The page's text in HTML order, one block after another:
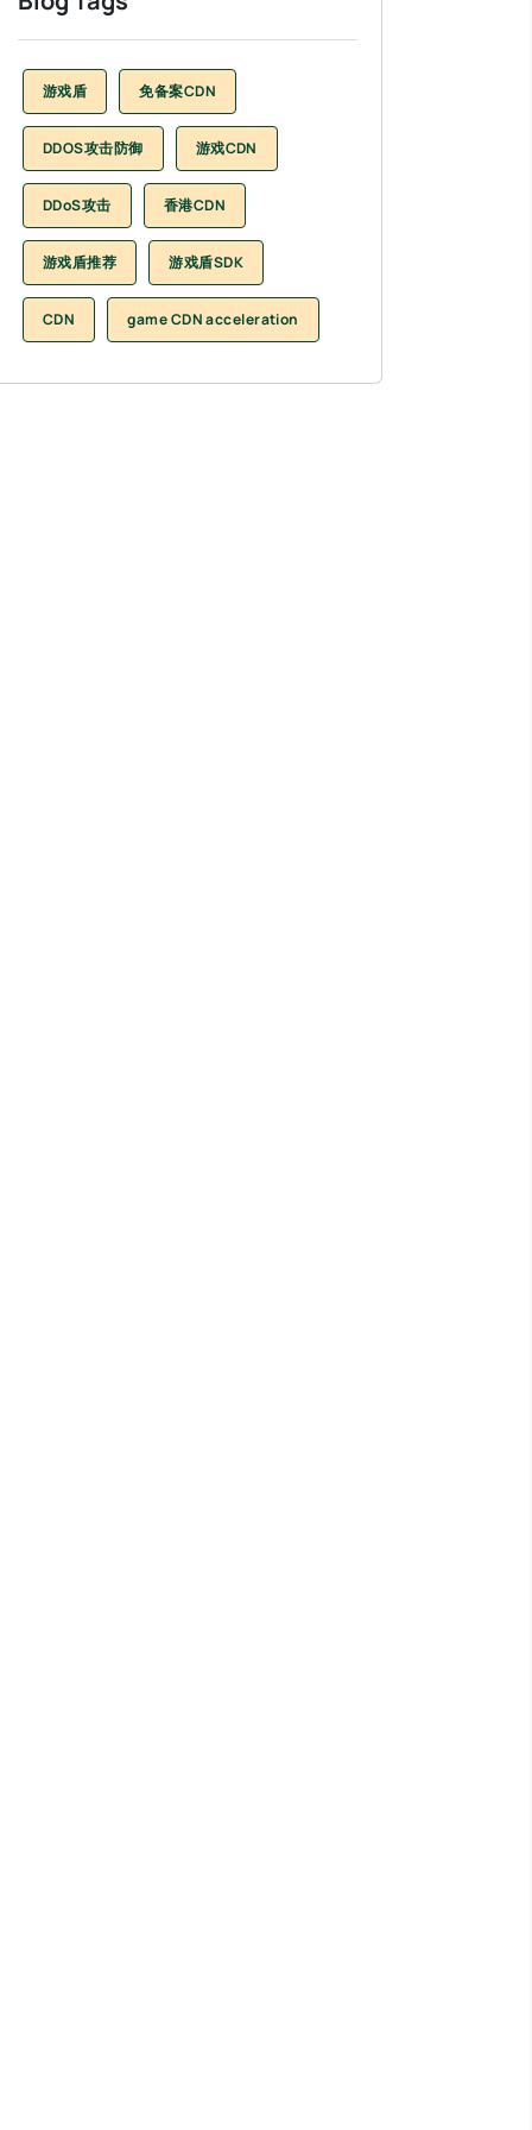
游戏盾 免备案CDN
DDOS攻击防御 游戏CDN
DDoS攻击 香港CDN
游戏盾推荐 游戏盾SDK
CDN game CDN acceleration